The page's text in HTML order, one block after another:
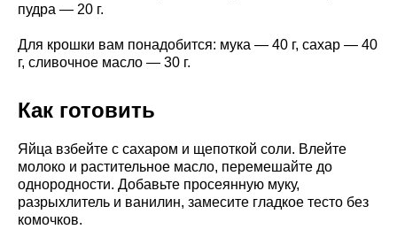
пудра — 20 г.
Для крошки вам понадобится: мука — 40 г, сахар — 40
г, сливочное масло — 30 г.
Как готовить
Яйца взбейте с сахаром и щепоткой соли. Влейте
молоко и растительное масло, перемешайте до
однородности. Добавьте просеянную муку,
разрыхлитель и ванилин, замесите гладкое тесто без
комочков.